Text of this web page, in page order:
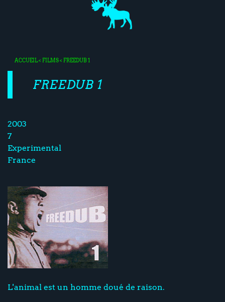
ACCUEIL< FILMS< FREEDUB 1
FREEDUB 1
2003
7
Experimental
France
L'animal est un homme doué de raison.